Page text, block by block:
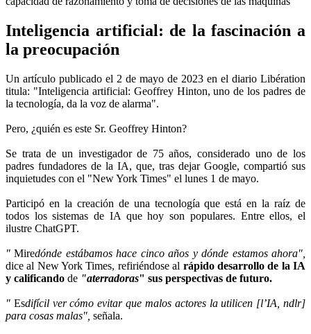
Inteligencia artificial: de la fascinación a
la preocupación
Un artículo publicado el 2 de mayo de 2023 en el diario Libération
titula: "Inteligencia artificial: Geoffrey Hinton, uno de los padres de
la tecnología, da la voz de alarma".
Pero, ¿quién es este Sr. Geoffrey Hinton?
Se trata de un investigador de 75 años, considerado uno de los
padres fundadores de la IA, que, tras dejar Google, compartió sus
inquietudes con el "New York Times" el lunes 1 de mayo.
Participó en la creación de una tecnología que está en la raíz de
todos los sistemas de IA que hoy son populares. Entre ellos, el
ilustre ChatGPT.
" Miredónde estábamos hace cinco años y dónde estamos ahora",
dice al New York Times, refiriéndose al rápido desarrollo de la IA
y calificando de "aterradoras" sus perspectivas de futuro.
" Esdifícil ver cómo evitar que malos actores la utilicen [l’IA, ndlr]
para cosas malas", señala.